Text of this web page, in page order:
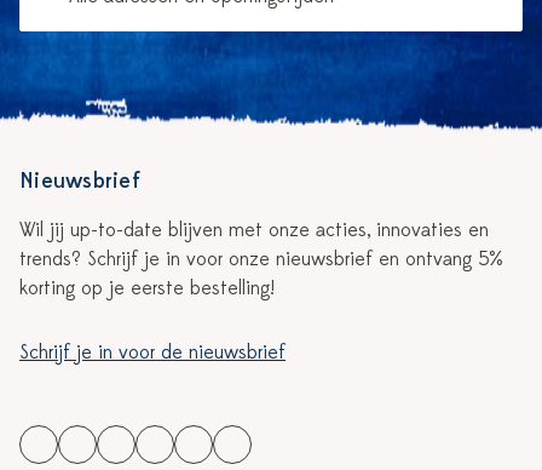
Nieuwsbrief
Wil jij up-to-date blijven met onze acties, innovaties en
trends? Schrijf je in voor onze nieuwsbrief en ontvang 5%
korting op je eerste bestelling!
Schrijf je in voor de nieuwsbrief